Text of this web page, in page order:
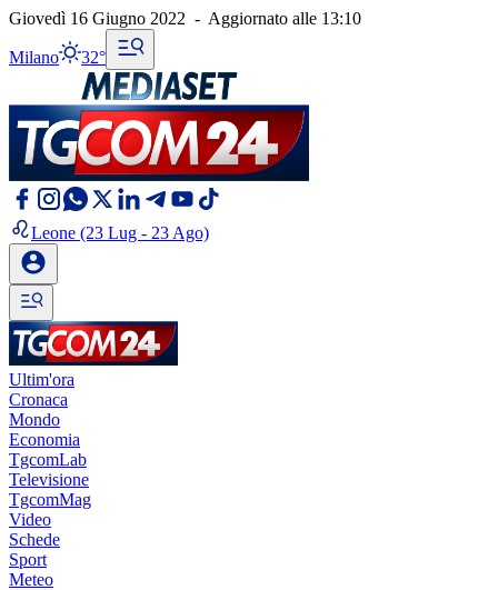
Giovedì 16 Giugno 2022 - Aggiornato alle 13:10
Milano 32°
Leone (23 Lug - 23 Ago)
Ultim'ora
Cronaca
Mondo
Economia
TgcomLab
Televisione
TgcomMag
Video
Schede
Sport
Meteo